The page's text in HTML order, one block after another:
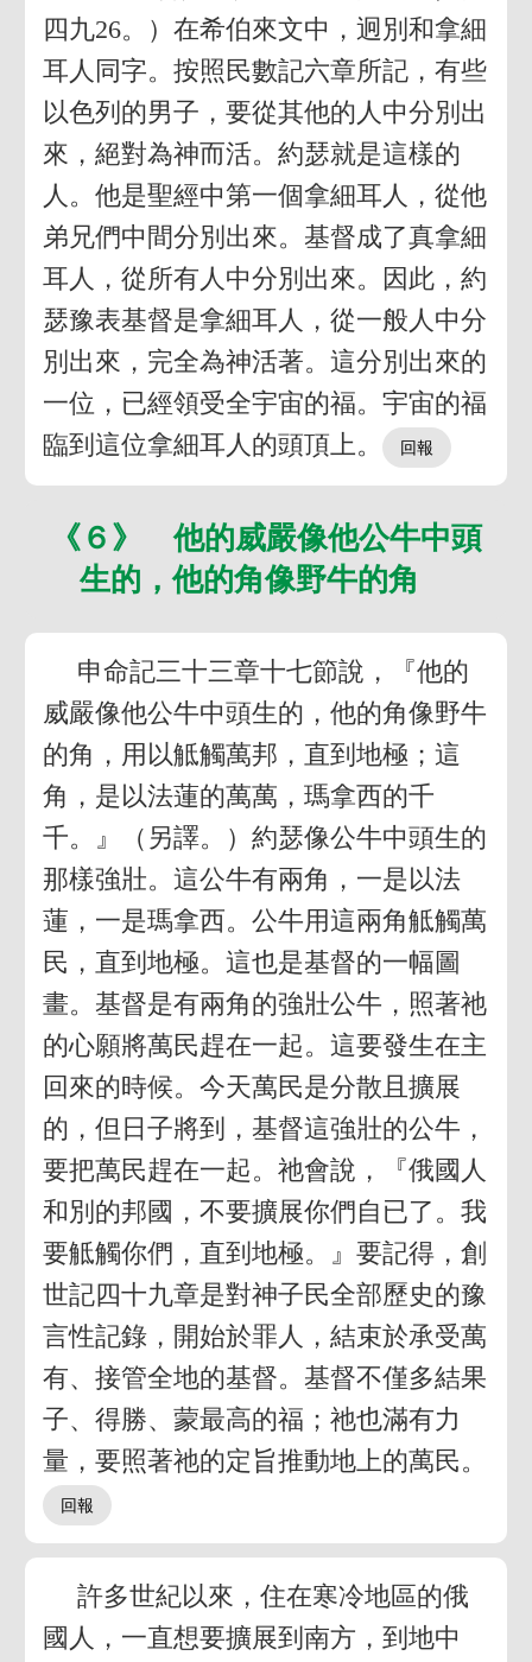
四九26。）在希伯來文中，迥別和拿細
耳人同字。按照民數記六章所記，有些
以色列的男子，要從其他的人中分別出
來，絕對為神而活。約瑟就是這樣的
人。他是聖經中第一個拿細耳人，從他
弟兄們中間分別出來。基督成了真拿細
耳人，從所有人中分別出來。因此，約
瑟豫表基督是拿細耳人，從一般人中分
別出來，完全為神活著。這分別出來的
一位，已經領受全宇宙的福。宇宙的福
臨到這位拿細耳人的頭頂上。
《６》 他的威嚴像他公牛中頭
生的，他的角像野牛的角
申命記三十三章十七節說，『他的
威嚴像他公牛中頭生的，他的角像野牛
的角，用以觝觸萬邦，直到地極；這
角，是以法蓮的萬萬，瑪拿西的千
千。』（另譯。）約瑟像公牛中頭生的
那樣強壯。這公牛有兩角，一是以法
蓮，一是瑪拿西。公牛用這兩角觝觸萬
民，直到地極。這也是基督的一幅圖
畫。基督是有兩角的強壯公牛，照著祂
的心願將萬民趕在一起。這要發生在主
回來的時候。今天萬民是分散且擴展
的，但日子將到，基督這強壯的公牛，
要把萬民趕在一起。祂會說，『俄國人
和別的邦國，不要擴展你們自已了。我
要觝觸你們，直到地極。』要記得，創
世記四十九章是對神子民全部歷史的豫
言性記錄，開始於罪人，結束於承受萬
有、接管全地的基督。基督不僅多結果
子、得勝、蒙最高的福；祂也滿有力
量，要照著祂的定旨推動地上的萬民。
許多世紀以來，住在寒冷地區的俄
國人，一直想要擴展到南方，到地中